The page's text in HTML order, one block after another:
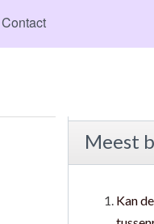
Contact
Meest
Kan